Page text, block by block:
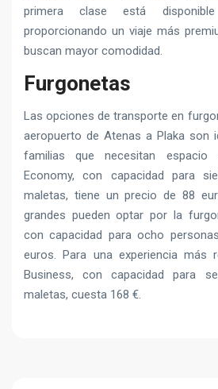
primera clase está
proporcionando un viaje más
buscan mayor comodidad.
Furgonetas
Las opciones de transporte en
aeropuerto de Atenas a Plaka son
familias que necesitan espacio
Economy, con capacidad para
maletas, tiene un precio de 88
grandes pueden optar por la
con capacidad para ocho
euros. Para una experiencia más
Business, con capacidad para
maletas, cuesta 168 €.